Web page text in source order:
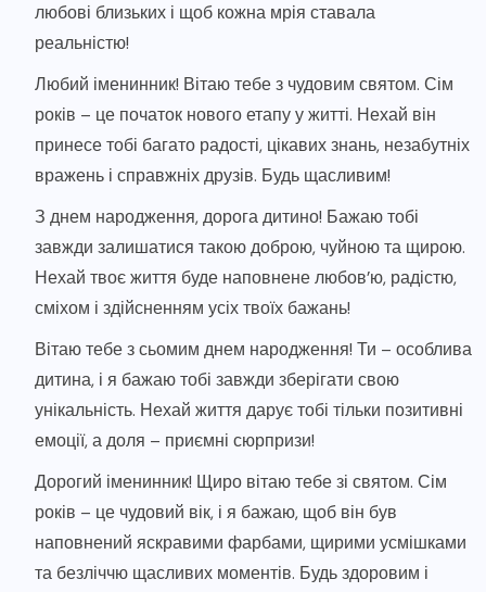
любові близьких і щоб кожна мрія ставала
реальністю!
Любий іменинник! Вітаю тебе з чудовим святом. Сім
років – це початок нового етапу у житті. Нехай він
принесе тобі багато радості, цікавих знань, незабутніх
вражень і справжніх друзів. Будь щасливим!
З днем народження, дорога дитино! Бажаю тобі
завжди залишатися такою доброю, чуйною та щирою.
Нехай твоє життя буде наповнене любов’ю, радістю,
сміхом і здійсненням усіх твоїх бажань!
Вітаю тебе з сьомим днем народження! Ти – особлива
дитина, і я бажаю тобі завжди зберігати свою
унікальність. Нехай життя дарує тобі тільки позитивні
емоції, а доля – приємні сюрпризи!
Дорогий іменинник! Щиро вітаю тебе зі святом. Сім
років – це чудовий вік, і я бажаю, щоб він був
наповнений яскравими фарбами, щирими усмішками
та безліччю щасливих моментів. Будь здоровим і